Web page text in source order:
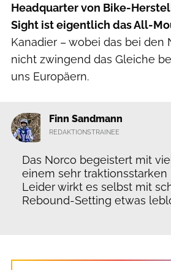
Headquarter von Bike-
Sight ist eigentlich das All-
Kanadier – wobei das bei den
nicht zwingend das Gleiche
uns Europäern.
Finn Sandmann
REDAKTIONSTRAINEE
Das Norco begeistert mit
einem sehr traktionsstarken
Leider wirkt es selbst mit
Rebound-Setting etwas